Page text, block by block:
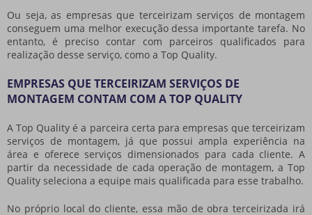
Ou seja, as empresas que terceirizam serviços de montagem
conseguem uma melhor execução dessa importante tarefa. No
entanto, é preciso contar com parceiros qualificados para
realização desse serviço, como a Top Quality.
EMPRESAS QUE TERCEIRIZAM SERVIÇOS DE
MONTAGEM CONTAM COM A TOP QUALITY
A Top Quality é a parceira certa para empresas que terceirizam
serviços de montagem, já que possui ampla experiência na
área e oferece serviços dimensionados para cada cliente. A
partir da necessidade de cada operação de montagem, a Top
Quality seleciona a equipe mais qualificada para esse trabalho.
No próprio local do cliente, essa mão de obra terceirizada irá